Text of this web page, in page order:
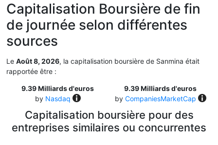
Capitalisation Boursière de fin
de journée selon différentes
sources
Le Août 8, 2026, la capitalisation boursière de Sanmina était
rapportée être :
9.39 Milliards d'euros
by Nasdaq
9.39 Milliards d'euros
by CompaniesMarketCap
Capitalisation boursière pour des
entreprises similaires ou concurrentes